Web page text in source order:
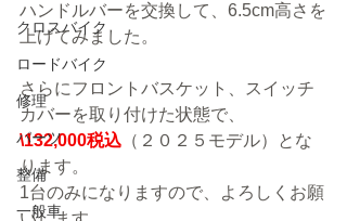
クロスバイク
ロードバイク
修理
パーツ
整備
一般車
ハンドルバーを交換して、6.5cm高さを
上げてみました。
さらにフロントバスケット、スイッチ
カバーを取り付けた状態で、
\132,000税込 （２０２５モデル）とな
ります。
1台のみになりますので、よろしくお願